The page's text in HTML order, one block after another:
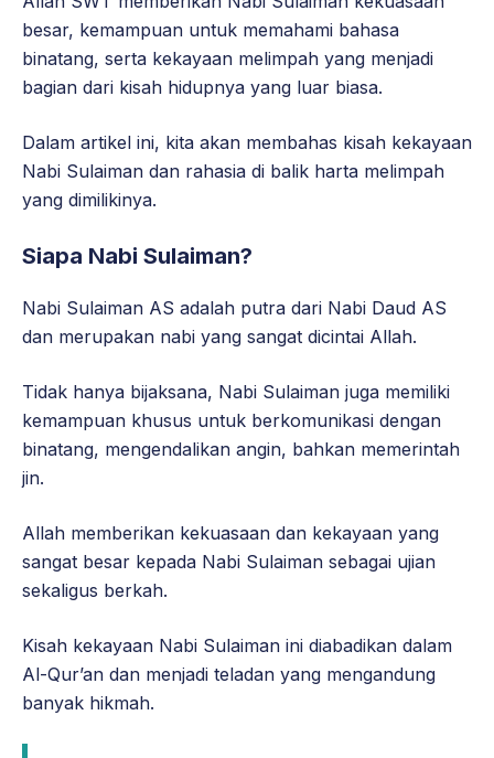
besar, kemampuan untuk memahami bahasa
binatang, serta kekayaan melimpah yang menjadi
bagian dari kisah hidupnya yang luar biasa.
Dalam artikel ini, kita akan membahas kisah kekayaan
Nabi Sulaiman dan rahasia di balik harta melimpah
yang dimilikinya.
Siapa Nabi Sulaiman?
Nabi Sulaiman AS adalah putra dari Nabi Daud AS
dan merupakan nabi yang sangat dicintai Allah.
Tidak hanya bijaksana, Nabi Sulaiman juga memiliki
kemampuan khusus untuk berkomunikasi dengan
binatang, mengendalikan angin, bahkan memerintah
jin.
Allah memberikan kekuasaan dan kekayaan yang
sangat besar kepada Nabi Sulaiman sebagai ujian
sekaligus berkah.
Kisah kekayaan Nabi Sulaiman ini diabadikan dalam
Al-Qur’an dan menjadi teladan yang mengandung
banyak hikmah.